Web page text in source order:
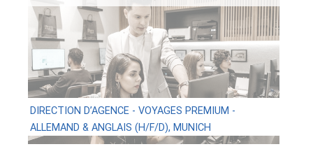
DIRECTION D’AGENCE - VOYAGES PREMIUM -
ALLEMAND & ANGLAIS (H/F/D), MUNICH